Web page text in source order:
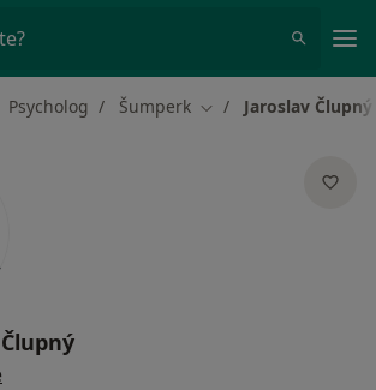
Psycholog Šumperk Změna města
Jaroslav Člupný